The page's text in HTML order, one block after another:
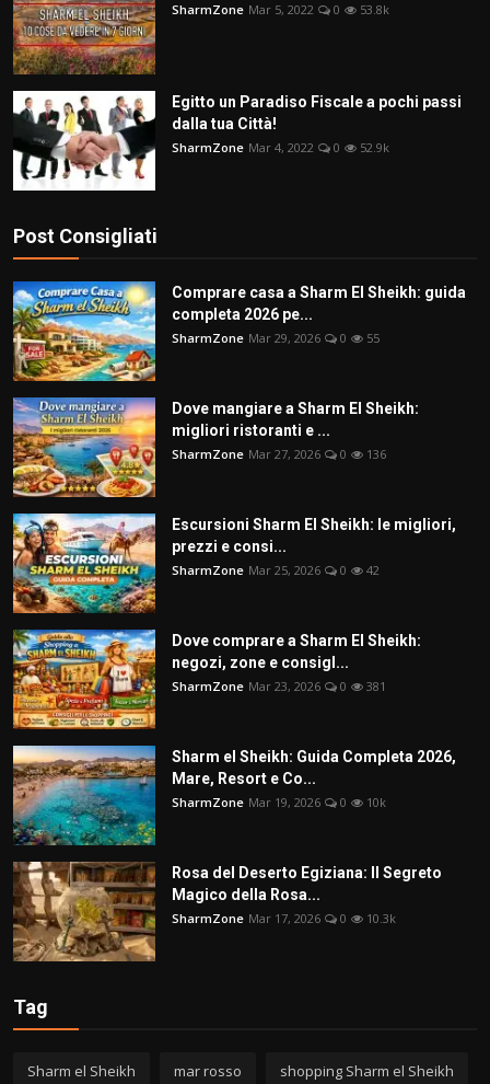
SharmZone Mar 5, 2022 0 53.8k
Egitto un Paradiso Fiscale a pochi passi
dalla tua Città!
SharmZone Mar 4, 2022 0 52.9k
Post Consigliati
Comprare casa a Sharm El Sheikh: guida
completa 2026 pe...
SharmZone Mar 29, 2026 0 55
Dove mangiare a Sharm El Sheikh:
migliori ristoranti e ...
SharmZone Mar 27, 2026 0 136
Escursioni Sharm El Sheikh: le migliori,
prezzi e consi...
SharmZone Mar 25, 2026 0 42
Dove comprare a Sharm El Sheikh:
negozi, zone e consigl...
SharmZone Mar 23, 2026 0 381
Sharm el Sheikh: Guida Completa 2026,
Mare, Resort e Co...
SharmZone Mar 19, 2026 0 10k
Rosa del Deserto Egiziana: Il Segreto
Magico della Rosa...
SharmZone Mar 17, 2026 0 10.3k
Tag
Sharm el Sheikh mar rosso shopping Sharm el Sheikh